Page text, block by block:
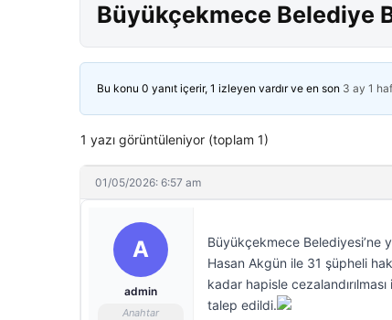
Büyükçekmece Belediye
Bu konu 0 yanıt içerir, 1 izleyen vardır ve en son 3 ay 1
1 yazı görüntüleniyor (toplam 1)
01/05/2026: 6:57 am
A
admin
Anahtar
Büyükçekmece Belediyesi’ne
Hasan Akgün ile 31 şüpheli
kadar hapisle
talep edildi.